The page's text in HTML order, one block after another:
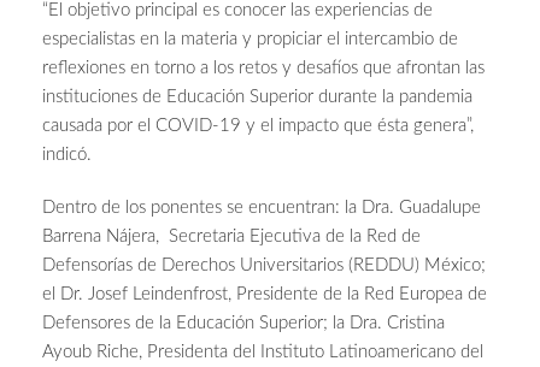
“El objetivo principal es conocer las experiencias de
especialistas en la materia y propiciar el intercambio de
reflexiones en torno a los retos y desafíos que afrontan las
instituciones de Educación Superior durante la pandemia
causada por el COVID-19 y el impacto que ésta genera”,
indicó.
Dentro de los ponentes se encuentran: la Dra. Guadalupe
Barrena Nájera, Secretaria Ejecutiva de la Red de
Defensorías de Derechos Universitarios (REDDU) México;
el Dr. Josef Leindenfrost, Presidente de la Red Europea de
Defensores de la Educación Superior; la Dra. Cristina
Ayoub Riche, Presidenta del Instituto Latinoamericano del